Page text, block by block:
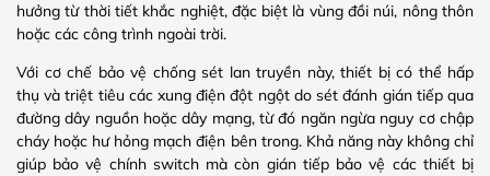
hưởng từ thời tiết khắc nghiệt, đặc biệt là vùng đồi núi, nông thôn
hoặc các công trình ngoài trời.
Với cơ chế bảo vệ chống sét lan truyền này, thiết bị có thể hấp
thụ và triệt tiêu các xung điện đột ngột do sét đánh gián tiếp qua
đường dây nguồn hoặc dây mạng, từ đó ngăn ngừa nguy cơ chập
cháy hoặc hư hỏng mạch điện bên trong. Khả năng này không chỉ
giúp bảo vệ chính switch mà còn gián tiếp bảo vệ các thiết bị